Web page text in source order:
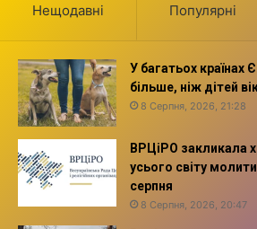
Нещодавні Популярні
У багатьох країнах
більше, ніж дітей
8 Серпня, 2026, 21:28
ВРЦіРО закликала
усього світу
серпня
8 Серпня, 2026, 20:47